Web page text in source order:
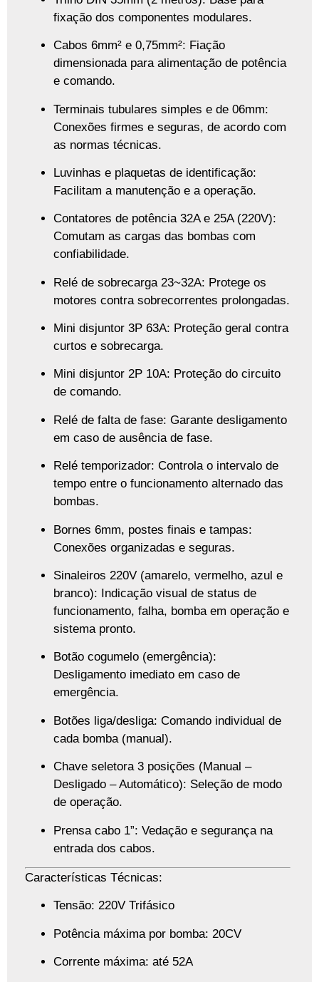
fixação dos componentes modulares.
Cabos 6mm² e 0,75mm²: Fiação
dimensionada para alimentação de potência
e comando.
Terminais tubulares simples e de 06mm:
Conexões firmes e seguras, de acordo com
as normas técnicas.
Luvinhas e plaquetas de identificação:
Facilitam a manutenção e a operação.
Contatores de potência 32A e 25A (220V):
Comutam as cargas das bombas com
confiabilidade.
Relé de sobrecarga 23~32A: Protege os
motores contra sobrecorrentes prolongadas.
Mini disjuntor 3P 63A: Proteção geral contra
curtos e sobrecarga.
Mini disjuntor 2P 10A: Proteção do circuito
de comando.
Relé de falta de fase: Garante desligamento
em caso de ausência de fase.
Relé temporizador: Controla o intervalo de
tempo entre o funcionamento alternado das
bombas.
Bornes 6mm, postes finais e tampas:
Conexões organizadas e seguras.
Sinaleiros 220V (amarelo, vermelho, azul e
branco): Indicação visual de status de
funcionamento, falha, bomba em operação e
sistema pronto.
Botão cogumelo (emergência):
Desligamento imediato em caso de
emergência.
Botões liga/desliga: Comando individual de
cada bomba (manual).
Chave seletora 3 posições (Manual –
Desligado – Automático): Seleção de modo
de operação.
Prensa cabo 1”: Vedação e segurança na
entrada dos cabos.
Características Técnicas:
Tensão: 220V Trifásico
Potência máxima por bomba: 20CV
Corrente máxima: até 52A